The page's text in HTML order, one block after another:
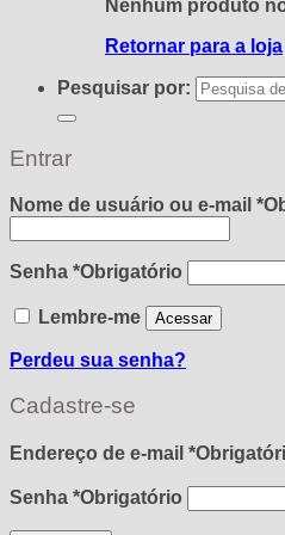
Nenhum produto
Retornar para a loja
Pesquisar por:
Entrar
Nome de usuário ou e-mail *
Senha *Obrigatório
Lembre-me Acessar
Perdeu sua senha?
Cadastre-se
Endereço de e-mail *
Senha *Obrigatório